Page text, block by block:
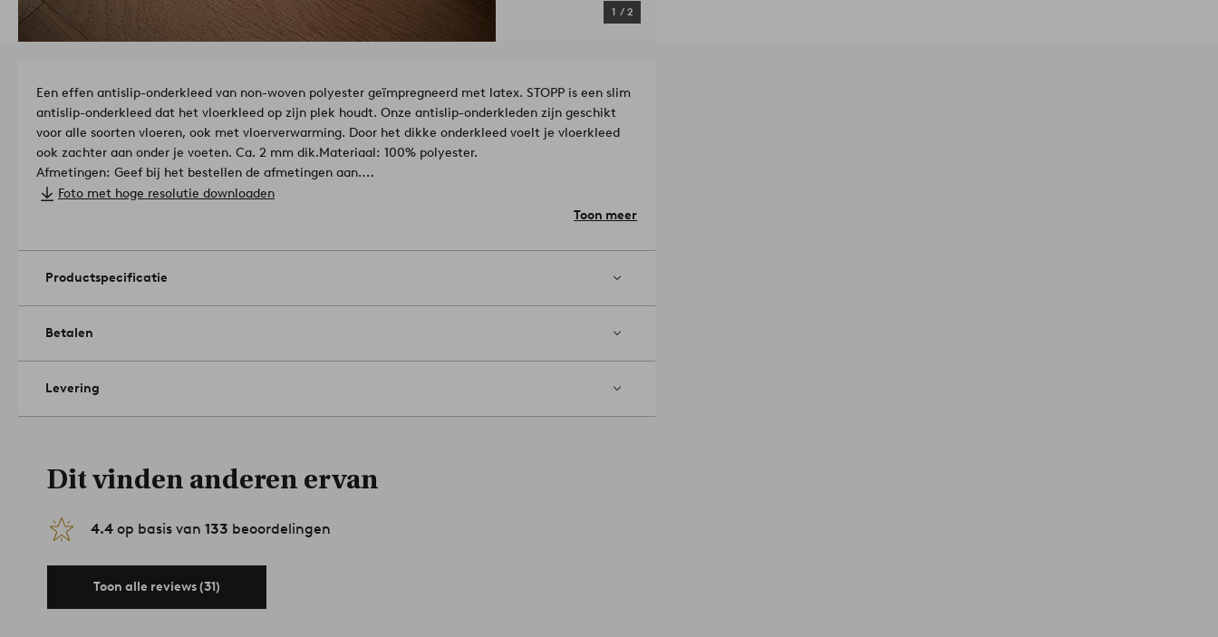
1 / 2
Een effen antislip-onderkleed van non-woven polyester geïmpregneerd met latex. STOPP is een slim
antislip-onderkleed dat het vloerkleed op zijn plek houdt. Onze antislip-onderkleden zijn geschikt
voor alle soorten vloeren, ook met vloerverwarming. Door het dikke onderkleed voelt je vloerkleed
ook zachter aan onder je voeten. Ca. 2 mm dik.Materiaal: 100% polyester.
Afmetingen: Geef bij het bestellen de afmetingen aan.
Onderhoud: Handwas.
Tips/advies: Onze antislip-onderkleden zijn verkrijgbaar in verschillende maten en kunnen op maat
elkaar.Artikelnummer: 1746680-01
Foto met hoge resolutie downloaden
Toon meer
Productspecificatie
Betalen
Levering
Dit vinden anderen ervan
4.4 op basis van 133 beoordelingen
Toon alle reviews (31)